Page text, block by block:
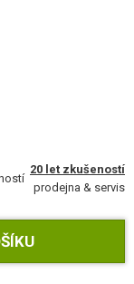
20 let zkušeností
prodejna & servis